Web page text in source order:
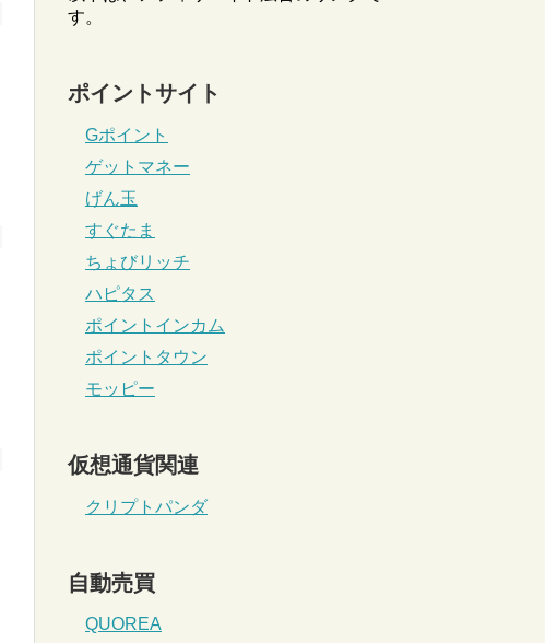
す。
ポイントサイト
Gポイント
ゲットマネー
げん玉
すぐたま
ちょびリッチ
ハピタス
ポイントインカム
ポイントタウン
モッピー
仮想通貨関連
クリプトパンダ
自動売買
QUOREA